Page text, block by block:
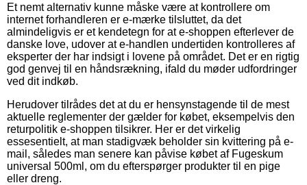
Et nemt alternativ kunne måske være at kontrollere om
internet forhandleren er e-mærke tilsluttet, da det
almindeligvis er et kendetegn for at e-shoppen efterlever de
danske love, udover at e-handlen undertiden kontrolleres af
eksperter der har indsigt i lovene på området. Det er en rigtig
god genvej til en håndsrækning, ifald du møder udfordringer
ved dit indkøb.
Herudover tilrådes det at du er hensynstagende til de mest
aktuelle reglementer der gælder for købet, eksempelvis den
returpolitik e-shoppen tilsikrer. Her er det virkelig
essesentielt, at man stadigvæk beholder sin kvittering på e-
mail, således man senere kan påvise købet af Fugeskum
universal 500ml, om du efterspørger produkter til en pige
eller dreng.